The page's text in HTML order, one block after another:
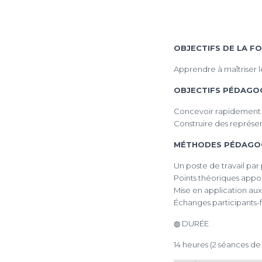
OBJECTIFS DE LA
Apprendre à maîtriser
OBJECTIFS
Concevoir rapidement
Construire des
MÉTHODES
Un poste de travail par
Points théoriques
Mise en application
Échanges
◍ DURÉE
14 heures (2 séances